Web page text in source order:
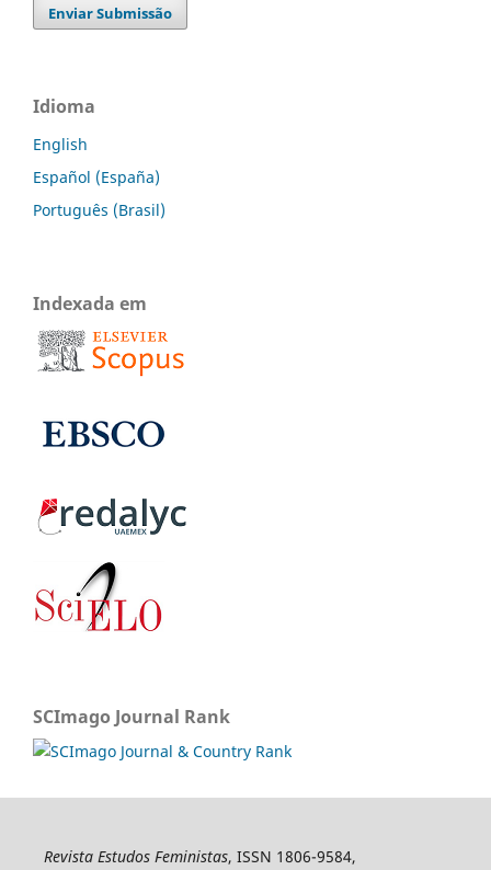
Enviar Submissão
Idioma
English
Español (España)
Português (Brasil)
Indexada em
SCImago Journal Rank
Revista Estudos Feministas, ISSN 1806-9584,